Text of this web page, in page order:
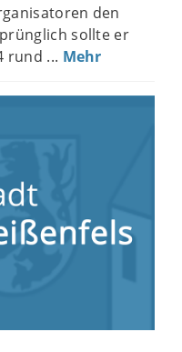
den
sollte er
rund ... Mehr